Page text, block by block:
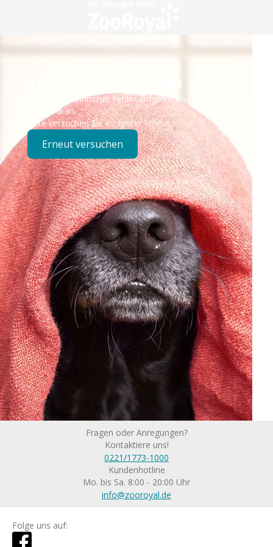
Technisches Problem
Es ist ein technischer Fehler aufgetreten – wir sind
bereits dran.
Bitte versuchen Sie es später erneut.
Erneut versuchen
Fragen oder Anregungen?
Kontaktiere uns!
0221/1773-1000
Kundenhotline
Mo. bis Sa. 8:00 - 20:00 Uhr
info@zooroyal.de
Folge uns auf: